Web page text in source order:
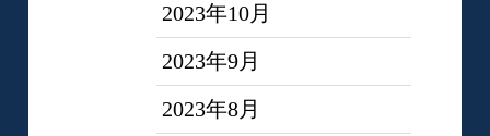
2023年10月
2023年9月
2023年8月